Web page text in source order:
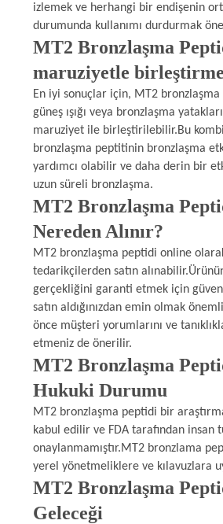
izlemek ve herhangi bir endişenin
durumunda kullanımı durdurmak
MT2 Bronzlaşma
maruziyetle
En iyi sonuçlar için, MT2 bronzlaşma
güneş ışığı veya bronzlaşma
maruziyet ile birleştirilebilir.Bu
bronzlaşma peptitinin bronzlaşma
yardımcı olabilir ve daha derin bir
uzun süreli bronzlaşma.
MT2 Bronzlaşma
Nereden Alınır?
MT2 bronzlaşma peptidi online
tedarikçilerden satın
gerçekliğini garanti etmek için
satın aldığınızdan emin olmak
önce müşteri yorumlarını ve
etmeniz de önerilir.
MT2 Bronzlaşma
Hukuki Durumu
MT2 bronzlaşma peptidi bir
kabul edilir ve FDA tarafından insan
onaylanmamıştır.MT2 bronzlama
yerel yönetmeliklere ve kılavuzlara
MT2 Bronzlaşma
Geleceği